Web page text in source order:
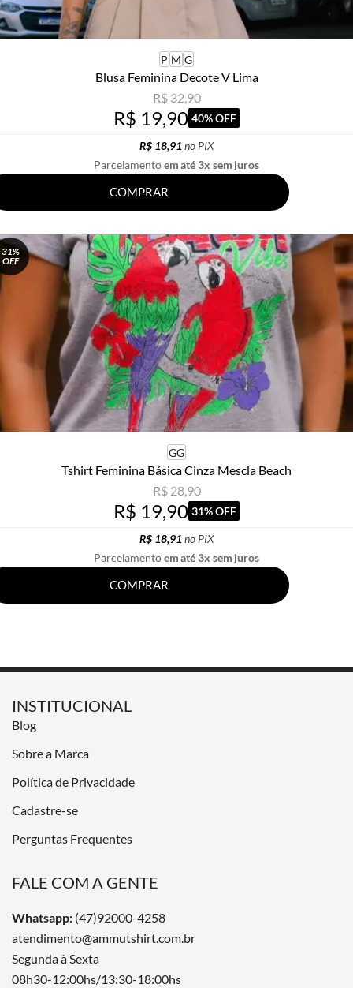
P M G
Blusa Feminina Decote V Lima
R$ 32,90
R$ 19,90 40% OFF
R$ 18,91 no PIX
Parcelamentoem até 3x sem juros
COMPRAR
31%
OFF
GG
Tshirt Feminina Básica Cinza Mescla Beach
R$ 28,90
R$ 19,90 31% OFF
R$ 18,91 no PIX
Parcelamentoem até 3x sem juros
COMPRAR
INSTITUCIONAL
Blog
Sobre a Marca
Política de Privacidade
Cadastre-se
Perguntas Frequentes
FALE COM A GENTE
Whatsapp: (47)92000-4258
atendimento@ammutshirt.com.br
Segunda à Sexta
08h30-12:00hs/13:30-18:00hs